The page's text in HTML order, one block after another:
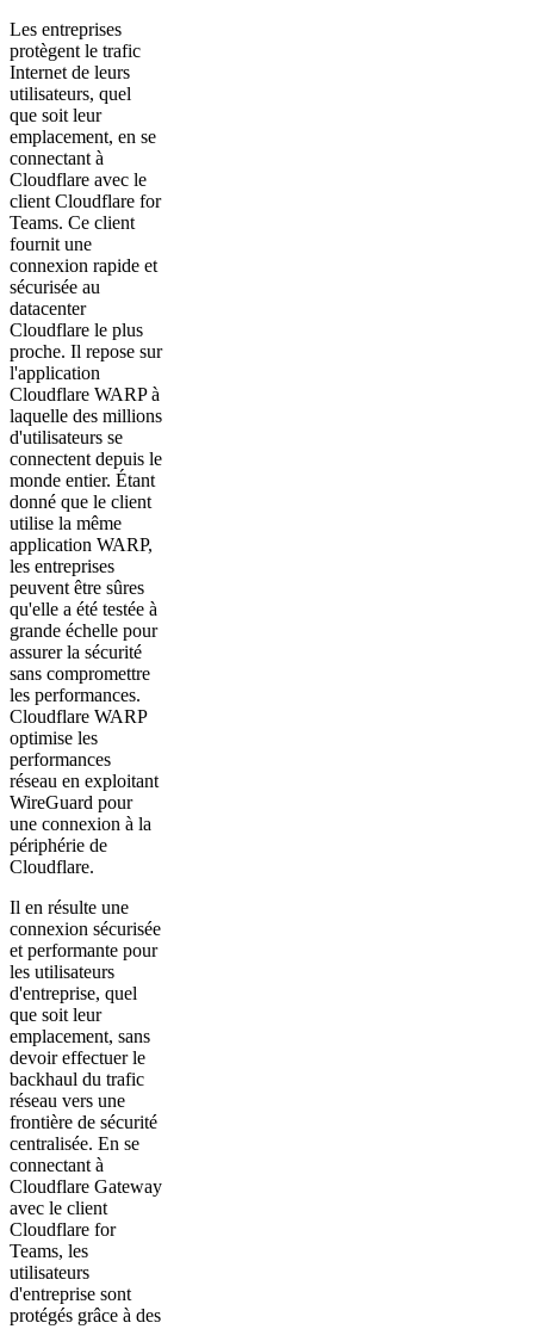
Les entreprises
protègent le trafic
Internet de leurs
utilisateurs, quel
que soit leur
emplacement, en se
connectant à
Cloudflare avec le
client Cloudflare for
Teams. Ce client
fournit une
connexion rapide et
sécurisée au
datacenter
Cloudflare le plus
proche. Il repose sur
l'application
Cloudflare WARP à
laquelle des millions
d'utilisateurs se
connectent depuis le
monde entier. Étant
donné que le client
utilise la même
application WARP,
les entreprises
peuvent être sûres
qu'elle a été testée à
grande échelle pour
assurer la sécurité
sans compromettre
les performances.
Cloudflare WARP
optimise les
performances
réseau en exploitant
WireGuard pour
une connexion à la
périphérie de
Cloudflare.
Il en résulte une
connexion sécurisée
et performante pour
les utilisateurs
d'entreprise, quel
que soit leur
emplacement, sans
devoir effectuer le
backhaul du trafic
réseau vers une
frontière de sécurité
centralisée. En se
connectant à
Cloudflare Gateway
avec le client
Cloudflare for
Teams, les
utilisateurs
d'entreprise sont
protégés grâce à des